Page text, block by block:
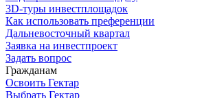
3D-туры инвестплощадок
Как использовать преференции
Дальневосточный квартал
Заявка на инвестпроект
Задать вопрос
Гражданам
Освоить Гектар
Выбрать Гектар